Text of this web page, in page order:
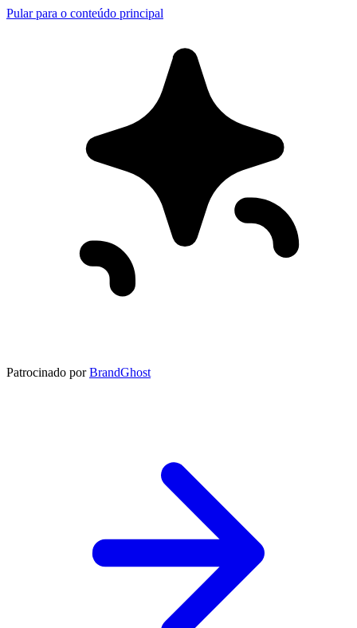
Pular para o conteúdo principal
Patrocinado por BrandGhost